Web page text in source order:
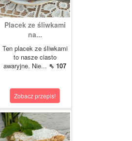
Placek ze śliwkami
na...
Ten placek ze śliwkami
to nasze ciasto
awaryjne. Nie... ⇖ 107
Zobacz przepis!